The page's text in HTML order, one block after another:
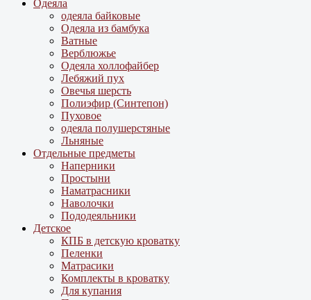
Одеяла
одеяла байковые
Одеяла из бамбука
Ватные
Верблюжье
Одеяла холлофайбер
Лебяжий пух
Овечья шерсть
Полиэфир (Синтепон)
Пуховое
одеяла полушерстяные
Льняные
Отдельные предметы
Наперники
Простыни
Наматрасники
Наволочки
Пододеяльники
Детское
КПБ в детскую кроватку
Пеленки
Матрасики
Комплекты в кроватку
Для купания